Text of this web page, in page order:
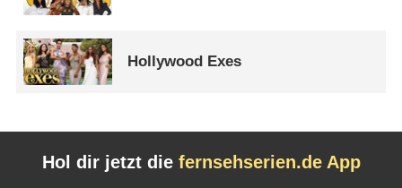
Hollywood Exes
Hol dir jetzt die fernsehserien.de App